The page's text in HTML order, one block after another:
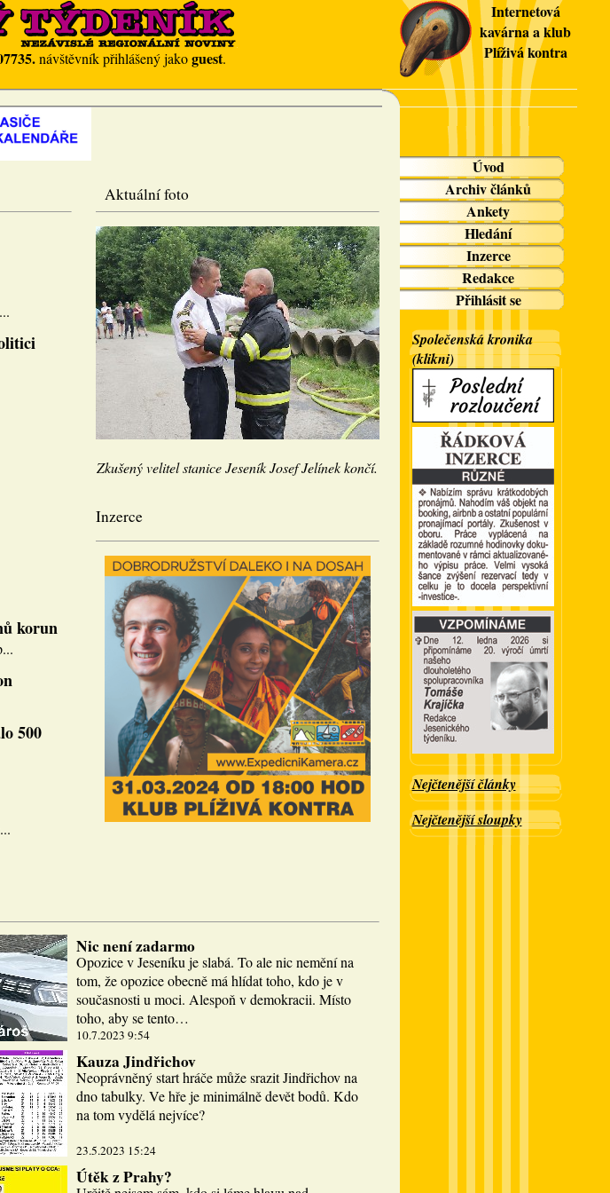
návštěvník přihlášený jakoguest.
Internetová
kavárna a klub
Plíživá kontra
korun
500
Aktuální foto
Zkušený velitel stanice Jeseník Josef Jelínek končí.
Inzerce
Nic není zadarmo
Opozice v Jeseníku je slabá. To ale nic nemění na
tom, že opozice obecně má hlídat toho, kdo je v
současnosti u moci. Alespoň v demokracii. Místo
toho, aby se tento…
10.7.2023 9:54
Kauza Jindřichov
Neoprávněný start hráče může srazit Jindřichov na
dno tabulky. Ve hře je minimálně devět bodů. Kdo
na tom vydělá nejvíce?
23.5.2023 15:24
Útěk z Prahy?
Úvod
Archiv článků
Ankety
Hledání
Inzerce
Redakce
Přihlásit se
Společenská kronika
(klikni)
Nejčtenější články
Nejčtenější sloupky